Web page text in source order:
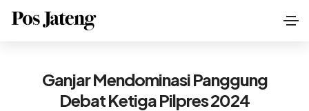
Ganjar Mendominasi Panggung
Debat Ketiga Pilpres 2024